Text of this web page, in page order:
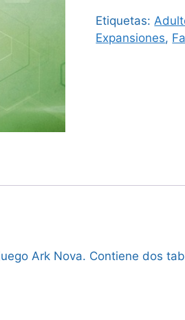
Etiquetas:
Expansiones,
Ark Nova. Contiene dos